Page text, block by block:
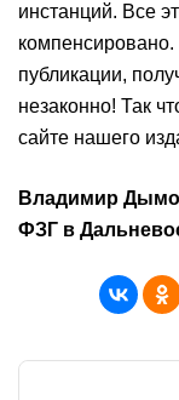
инстанций. Все
публикации,
незаконно! Так
сайте нашего
Владимир
ФЗГ в